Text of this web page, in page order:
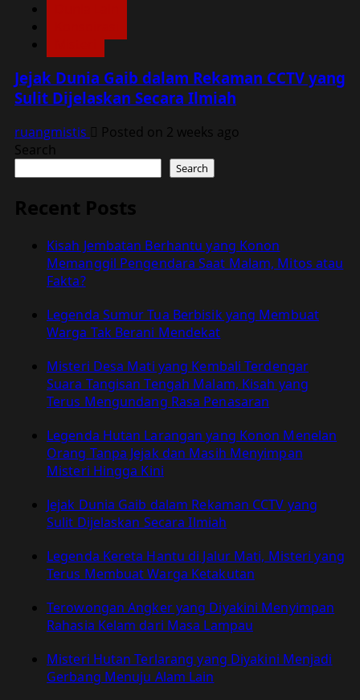
Jejak Dunia Gaib dalam Rekaman CCTV yang
Sulit Dijelaskan Secara Ilmiah
ruangmistis
Posted on 2 weeks ago
Search
Search
Recent Posts
Kisah Jembatan Berhantu yang Konon
Memanggil Pengendara Saat Malam, Mitos atau
Fakta?
Legenda Sumur Tua Berbisik yang Membuat
Warga Tak Berani Mendekat
Misteri Desa Mati yang Kembali Terdengar
Suara Tangisan Tengah Malam, Kisah yang
Terus Mengundang Rasa Penasaran
Legenda Hutan Larangan yang Konon Menelan
Orang Tanpa Jejak dan Masih Menyimpan
Misteri Hingga Kini
Jejak Dunia Gaib dalam Rekaman CCTV yang
Sulit Dijelaskan Secara Ilmiah
Legenda Kereta Hantu di Jalur Mati, Misteri yang
Terus Membuat Warga Ketakutan
Terowongan Angker yang Diyakini Menyimpan
Rahasia Kelam dari Masa Lampau
Misteri Hutan Terlarang yang Diyakini Menjadi
Gerbang Menuju Alam Lain